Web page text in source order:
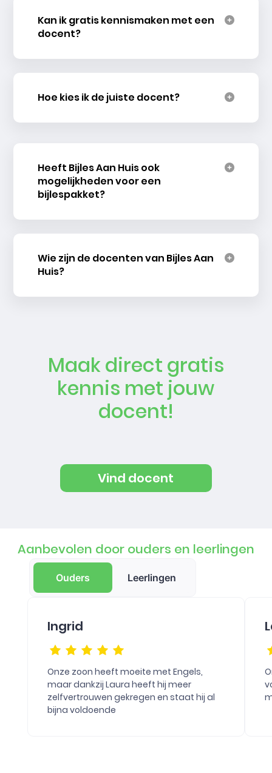
Kan ik gratis kennismaken met een
docent?
Hoe kies ik de juiste docent?
Heeft Bijles Aan Huis ook
mogelijkheden voor een
bijlespakket?
Wie zijn de docenten van Bijles Aan
Huis?
Maak direct gratis
kennis met jouw
docent!
Vind docent
Aanbevolen door ouders en leerlingen
Ouders Leerlingen
Ingrid
Onze zoon heeft moeite met Engels,
maar dankzij Laura heeft hij meer
zelfvertrouwen gekregen en staat hij al
bijna voldoende